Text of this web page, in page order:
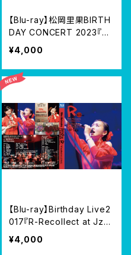
【Blu-ray】松岡里果BIRTH
DAY CONCERT 2023『KI
SEKI』@渋谷伝承ホール 2
023/04/14
¥4,000
【Blu-ray】Birthday Live2
017『R-Recollect at JzBr
at』2017/04/15
¥4,000